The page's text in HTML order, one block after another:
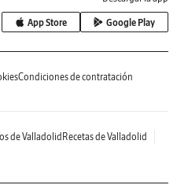
App Store Google Play
Condiciones de contratación
de Valladolid Recetas de Valladolid